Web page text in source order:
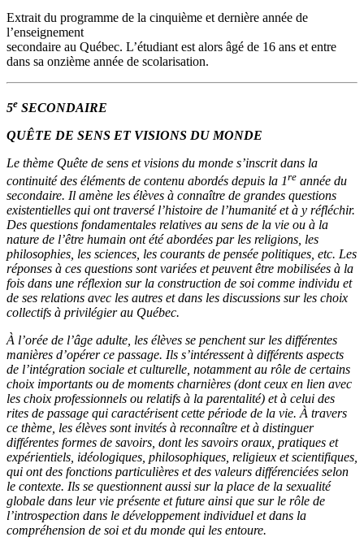
Extrait du programme de la cinquième et dernière année de
l’enseignement
secondaire au Québec. L’étudiant est alors âgé de 16 ans et entre
dans sa onzième année de scolarisation.
5e SECONDAIRE
QUÊTE DE SENS ET VISIONS DU MONDE
Le thème Quête de sens et visions du monde s’inscrit dans la
continuité des éléments de contenu abordés depuis la 1re année du
secondaire. Il amène les élèves à connaître de grandes questions
existentielles qui ont traversé l’histoire de l’humanité et à y réfléchir.
Des questions fondamentales relatives au sens de la vie ou à la
nature de l’être humain ont été abordées par les religions, les
philosophies, les sciences, les courants de pensée politiques, etc. Les
réponses à ces questions sont variées et peuvent être mobilisées à la
fois dans une réflexion sur la construction de soi comme individu et
de ses relations avec les autres et dans les discussions sur les choix
collectifs à privilégier au Québec.
À l’orée de l’âge adulte, les élèves se penchent sur les différentes
manières d’opérer ce passage. Ils s’intéressent à différents aspects
de l’intégration sociale et culturelle, notamment au rôle de certains
choix importants ou de moments charnières (dont ceux en lien avec
les choix professionnels ou relatifs à la parentalité) et à celui des
rites de passage qui caractérisent cette période de la vie. À travers
ce thème, les élèves sont invités à reconnaître et à distinguer
différentes formes de savoirs, dont les savoirs oraux, pratiques et
expérientiels, idéologiques, philosophiques, religieux et scientifiques,
qui ont des fonctions particulières et des valeurs différenciées selon
le contexte. Ils se questionnent aussi sur la place de la sexualité
globale dans leur vie présente et future ainsi que sur le rôle de
l’introspection dans le développement individuel et dans la
compréhension de soi et du monde qui les entoure.